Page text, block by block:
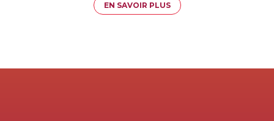
EN SAVOIR PLUS